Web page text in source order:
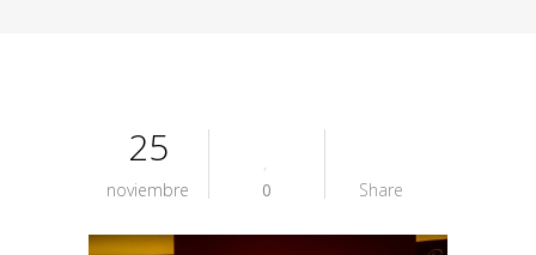
25
noviembre 0 Share